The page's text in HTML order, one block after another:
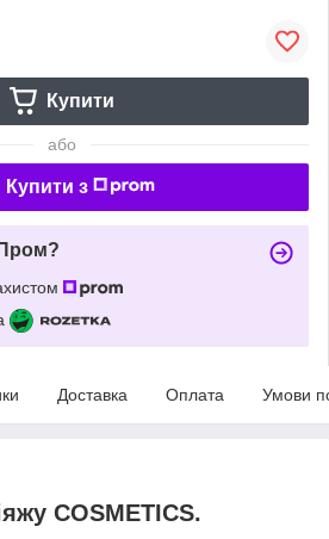
Купити
або
Купити з
Доставка Оплата Умови
COSMETICS.